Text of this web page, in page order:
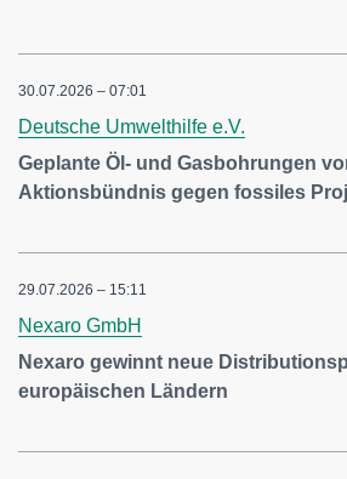
30.07.2026 – 07:01
Deutsche Umwelthilfe e.V.
Geplante Öl- und Gasbohrungen
Aktionsbündnis gegen fossiles
29.07.2026 – 15:11
Nexaro GmbH
Nexaro gewinnt neue
europäischen Ländern